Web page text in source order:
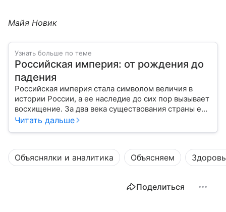
Майя Новик
Узнать больше по теме
Российская империя: от рождения до
падения
Российская империя стала символом величия в
истории России, а ее наследие до сих пор вызывает
восхищение. За два века существования страны ее
площадь увеличилась с 15 миллионов квадратных
Российская империя стала страной с самой
большой территорией в мире. С ее мощью были
вынуждены считаться самые сильные страны мира:
большую площадь — но за счет отдаленных
Читать дальше
Объяснялки и аналитика Объясняем
Поделиться